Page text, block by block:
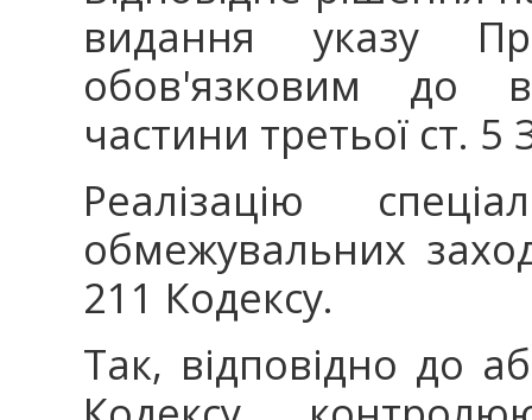
видання указу
обов'язковим до
частини третьої ст.
Реалізацію
обмежувальних
211 Кодексу.
Так, відповідно до